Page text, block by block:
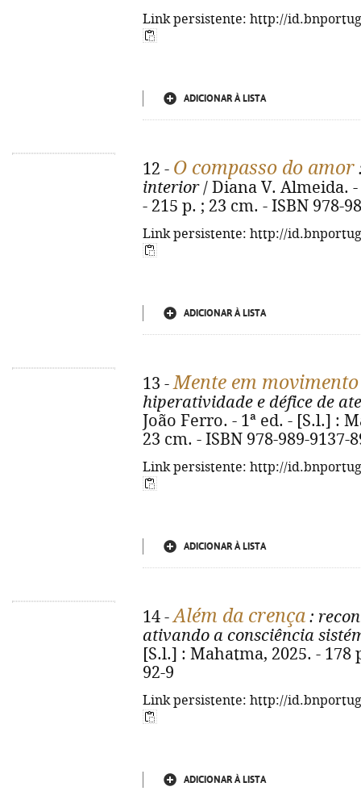
Link persistente: http://
ADICIONAR À LISTA
12 - O compasso do amor
interior/ Diana V. Almeida. -
- 215 p. ; 23 cm. - ISBN 978-
Link persistente: http://
ADICIONAR À LISTA
13 -Mente em movimento
hiperatividade e défice de
João Ferro. - 1ª ed. - [S.l.] :
23 cm. - ISBN 978-989-9137-
Link persistente: http://
ADICIONAR À LISTA
14 -Além da crença :
ativando a consciência
[S.l.] : Mahatma, 2025. - 178
92-9
Link persistente: http://
ADICIONAR À LISTA